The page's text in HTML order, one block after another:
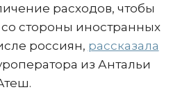
расходов, чтобы
стороны иностранных
россиян, рассказала
из Антальи